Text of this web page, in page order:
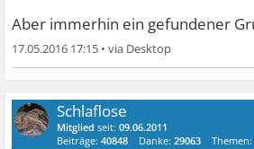
Aber immerhin ein gefundener
17.05.2016 17:15 •
Schlaflose
Mitglied seit:09.06.2011
Beiträge:40848 Danke:29063